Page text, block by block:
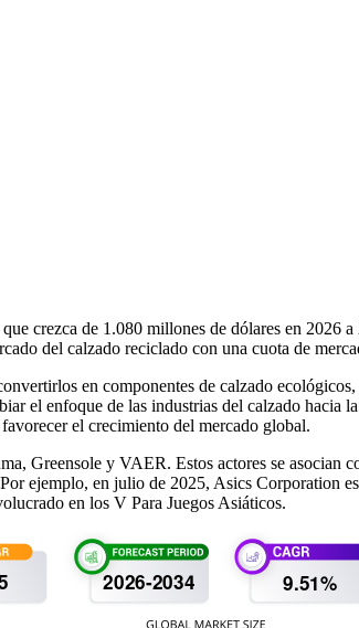
crezca de 1.080 millones de dólares en 2026
del calzado reciclado con una cuota de
en componentes de calzado
el enfoque de las industrias del calzado hacia
el crecimiento del mercado global.
Greensole y VAER. Estos actores se asocian
ejemplo, en julio de 2025, Asics Corporation
en los V Para Juegos Asiáticos.